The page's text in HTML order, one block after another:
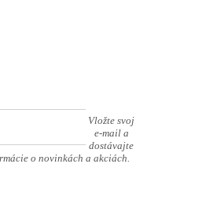
Vložte svoj
e-mail a
dostávajte
o novinkách a akciách.